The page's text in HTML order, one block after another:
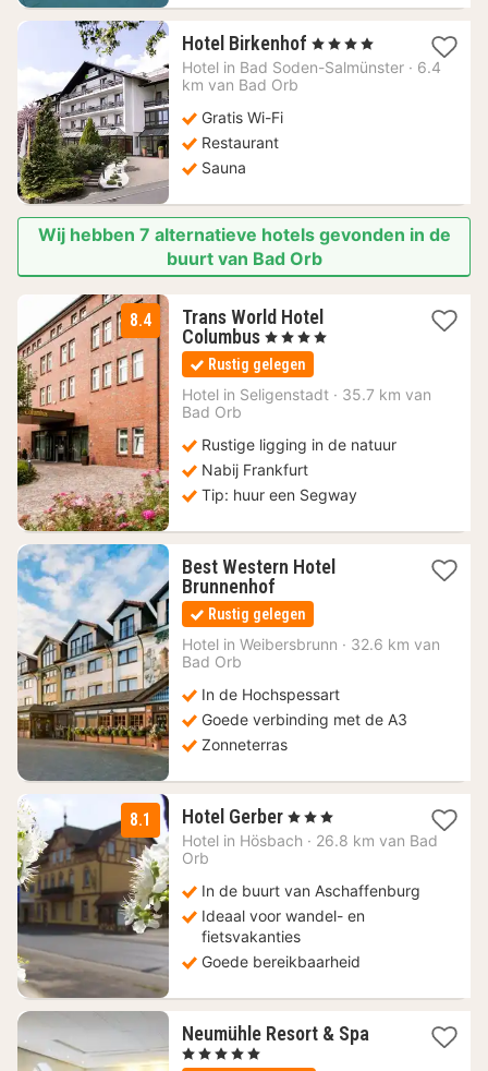
Hotel Birkenhof 1
nacht
, 4 Sterren
Hotel in Bad Soden-Salmünster · 6.4
km van Bad Orb
Gratis Wi-Fi
Restaurant
Sauna
Wij hebben 7 alternatieve hotels gevonden in de
buurt van Bad Orb
8.4
Trans World Hotel
Columbus 2
nachten
vanaf
69
, 4 Sterren
Rustig gelegen
Hotel in Seligenstadt · 35.7 km van
Bad Orb
Rustige ligging in de natuur
Nabij Frankfurt
Tip: huur een Segway
Best Western Hotel
Brunnenhof1
nacht
vanaf
127
Rustig gelegen
Hotel in Weibersbrunn · 32.6 km van
Bad Orb
In de Hochspessart
Goede verbinding met de A3
Zonneterras
8.1 Hotel Gerber 1
nacht
€
, 3 Sterren
Hotel in Hösbach · 26.8 km van Bad
Orb
In de buurt van Aschaffenburg
Ideaal voor wandel- en
fietsvakanties
Goede bereikbaarheid
Neumühle Resort & Spa1
, 5 Sterren